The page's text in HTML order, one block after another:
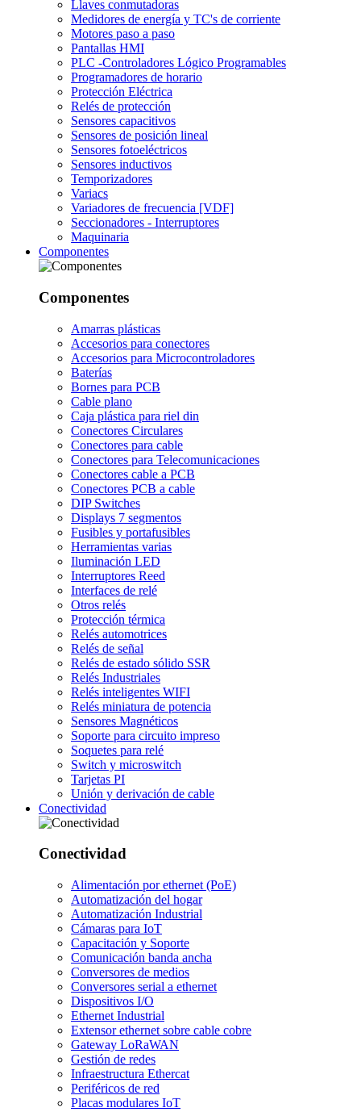
Llaves conmutadoras
Medidores de energía y TC's de corriente
Motores paso a paso
Pantallas HMI
PLC -Controladores Lógico Programables
Programadores de horario
Protección Eléctrica
Relés de protección
Sensores capacitivos
Sensores de posición lineal
Sensores fotoeléctricos
Sensores inductivos
Temporizadores
Variacs
Variadores de frecuencia [VDF]
Seccionadores - Interruptores
Maquinaria
Componentes
Componentes
Amarras plásticas
Accesorios para conectores
Accesorios para Microcontroladores
Baterías
Bornes para PCB
Cable plano
Caja plástica para riel din
Conectores Circulares
Conectores para cable
Conectores para Telecomunicaciones
Conectores cable a PCB
Conectores PCB a cable
DIP Switches
Displays 7 segmentos
Fusibles y portafusibles
Herramientas varias
Iluminación LED
Interruptores Reed
Interfaces de relé
Otros relés
Protección térmica
Relés automotrices
Relés de señal
Relés de estado sólido SSR
Relés Industriales
Relés inteligentes WIFI
Relés miniatura de potencia
Sensores Magnéticos
Soporte para circuito impreso
Soquetes para relé
Switch y microswitch
Tarjetas PI
Unión y derivación de cable
Conectividad
Conectividad
Alimentación por ethernet (PoE)
Automatización del hogar
Automatización Industrial
Cámaras para IoT
Capacitación y Soporte
Comunicación banda ancha
Conversores de medios
Conversores serial a ethernet
Dispositivos I/O
Ethernet Industrial
Extensor ethernet sobre cable cobre
Gateway LoRaWAN
Gestión de redes
Infraestructura Ethercat
Periféricos de red
Placas modulares IoT